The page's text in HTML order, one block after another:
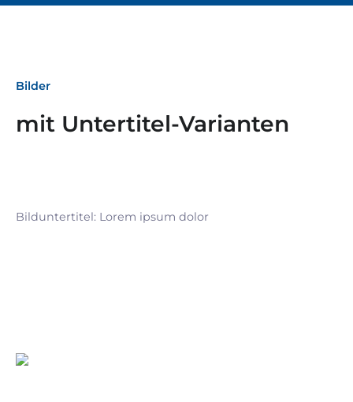
Bilder
mit Untertitel-Varianten
Bilduntertitel: Lorem ipsum dolor